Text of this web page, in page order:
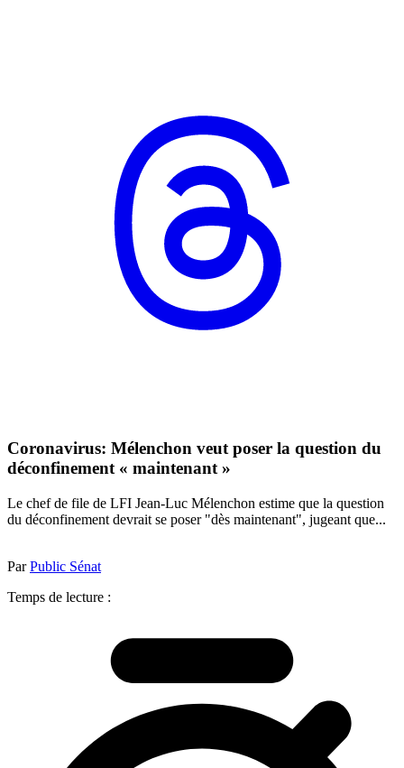
Coronavirus: Mélenchon veut poser la question du
déconfinement « maintenant »
Le chef de file de LFI Jean-Luc Mélenchon estime que la question
du déconfinement devrait se poser "dès maintenant", jugeant que...
ParPublic Sénat
Temps de lecture :